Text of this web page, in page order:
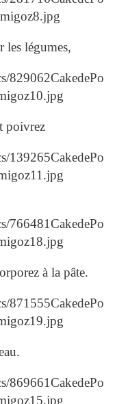
les légumes,
poivrez
à la pâte.